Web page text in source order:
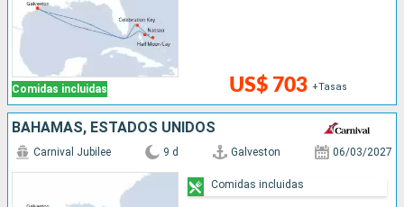
Comidas incluidas US$ 703 +Tasas
BAHAMAS, ESTADOS UNIDOS
Carnival Jubilee 9 d Galveston 06/03/2027
Comidas incluidas